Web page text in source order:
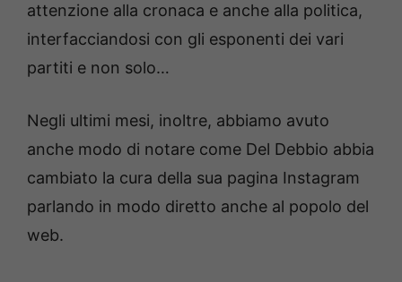
attenzione alla cronaca e anche alla politica,
interfacciandosi con gli esponenti dei vari
partiti e non solo…
Negli ultimi mesi, inoltre, abbiamo avuto
anche modo di notare come Del Debbio abbia
cambiato la cura della sua pagina Instagram
parlando in modo diretto anche al popolo del
web.